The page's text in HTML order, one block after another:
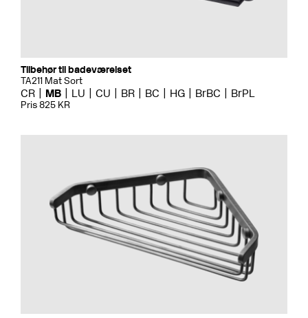
Tilbehør til badeværelset
TA211 Mat Sort
CR MB LU CU BR BC HG BrBC BrPL
Pris 825 KR